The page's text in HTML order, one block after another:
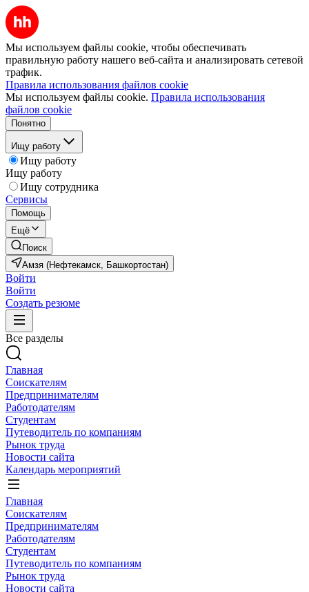
Мы используем файлы cookie, чтобы обеспечивать
правильную работу нашего веб-сайта и анализировать сетевой
трафик.
Правила использования файлов cookie
Мы используем файлы cookie. Правила использования
файлов cookie
Понятно
Ищу работу
Ищу работу
Ищу работу
Ищу сотрудника
Сервисы
Помощь
Ещё
Поиск
Амзя (Нефтекамск, Башкортостан)
Войти
Войти
Создать резюме
Все разделы
Главная
Соискателям
Предпринимателям
Работодателям
Студентам
Путеводитель по компаниям
Рынок труда
Новости сайта
Календарь мероприятий
Главная
Соискателям
Предпринимателям
Работодателям
Студентам
Путеводитель по компаниям
Рынок труда
Новости сайта